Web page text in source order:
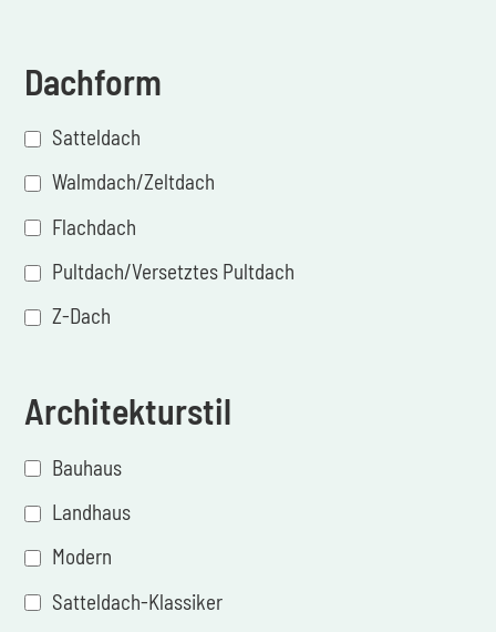
Dachform
Satteldach
Walmdach/Zeltdach
Flachdach
Pultdach/Versetztes Pultdach
Z-Dach
Architekturstil
Bauhaus
Landhaus
Modern
Satteldach-Klassiker